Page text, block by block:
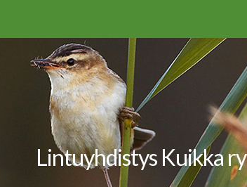
Lintuyhdistys Kuikka ry